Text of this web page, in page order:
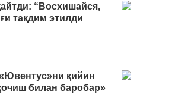
“Восхишайся,
тақдим этилди
қийин
билан баробар»